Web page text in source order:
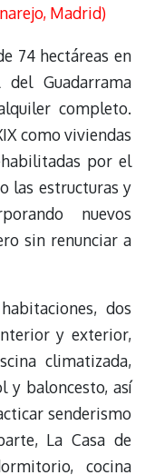
Madrid)
74 hectáreas en
Guadarrama
completo.
como viviendas
por el
las estructuras y
nuevos
sin renunciar a
dos
y exterior,
climatizada,
y baloncesto, así
senderismo
La Casa de
cocina